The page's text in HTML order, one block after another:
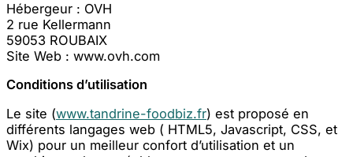
Hébergeur : OVH
2 rue Kellermann
59053 ROUBAIX
Site Web : www.ovh.com
Conditions d’utilisation
Le site (www.tandrine-foodbiz.fr) est proposé en
différents langages web ( HTML5, Javascript, CSS, et
Wix) pour un meilleur confort d’utilisation et un